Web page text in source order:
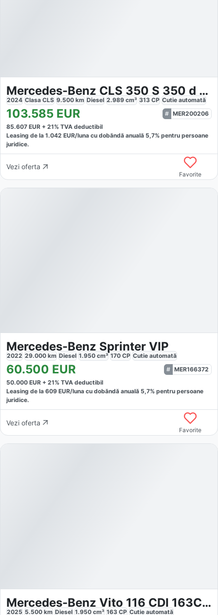
Mercedes-Benz CLS 350 S 350 d 4MATIC L
2024 Clasa CLS 9.500 km Diesel 2.989 cm³ 313 CP Cutie automată
103.585 EUR
MER200206
85.607 EUR + 21% TVA deductibil
Leasing de la 1.042 EUR/luna cu dobăndă anuală 5,7% pentru persoane
juridice.
Vezi oferta
Favorite
Mercedes-Benz Sprinter VIP
2022 29.000 km Diesel 1.950 cm³ 170 CP Cutie automată
60.500 EUR
MER166372
50.000 EUR + 21% TVA deductibil
Leasing de la 609 EUR/luna cu dobăndă anuală 5,7% pentru persoane
juridice.
Vezi oferta
Favorite
Mercedes-Benz Vito 116 CDI 163CP 9AT Select
2025 5.500 km Diesel 1.950 cm³ 163 CP Cutie automată